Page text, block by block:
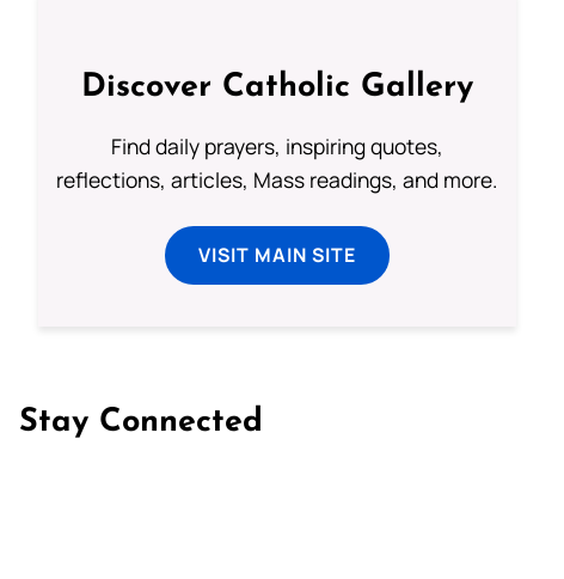
Discover Catholic Gallery
Find daily prayers, inspiring quotes,
reflections, articles, Mass readings, and more.
VISIT MAIN SITE
Stay Connected